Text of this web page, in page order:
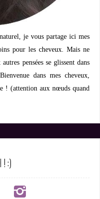
je vous partage ici mes
pour les cheveux. Mais ne
pensées se glissent dans
dans mes cheveux,
! (attention aux nœuds quand
! :)